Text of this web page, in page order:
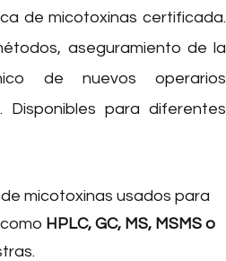
de micotoxinas certificada.
aseguramiento de la
de nuevos operarios
para diferentes
micotoxinas usados para
HPLC, GC, MS, MSMS o